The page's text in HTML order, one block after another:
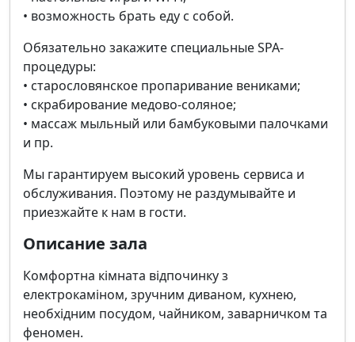
• возможность брать еду с собой.
Обязательно закажите специальные SPA-
процедуры:
• старословянское пропаривание вениками;
• скрабирование медово-соляное;
• массаж мыльный или бамбуковыми палочками
и пр.
Мы гарантируем высокий уровень сервиса и
обслуживания. Поэтому не раздумывайте и
приезжайте к нам в гости.
Описание зала
Комфортна кімната відпочинку з
електрокаміном, зручним диваном, кухнею,
необхідним посудом, чайником, заварничком та
феномен.